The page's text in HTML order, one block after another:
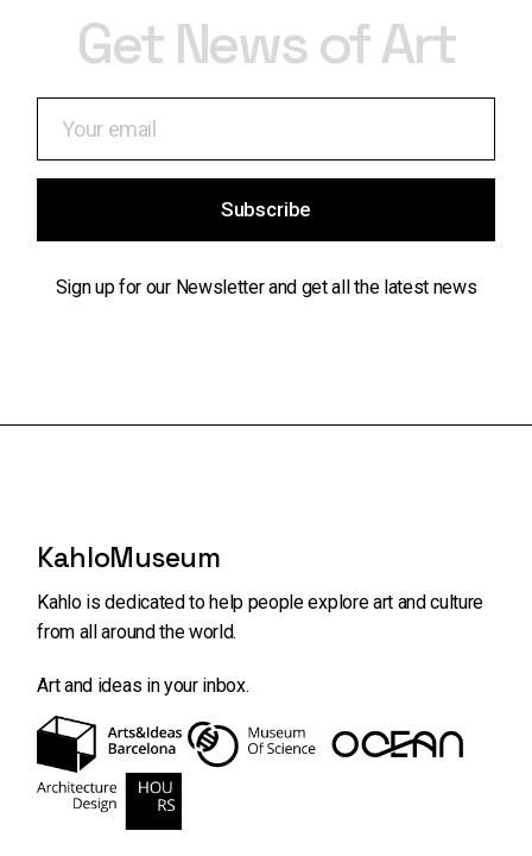
Get News of Art
Subscribe
Sign up for our Newsletter and get all the latest news
KahloMuseum
Kahlo is dedicated to help people explore art andculture
from all around the world.
Art and ideas in your inbox.